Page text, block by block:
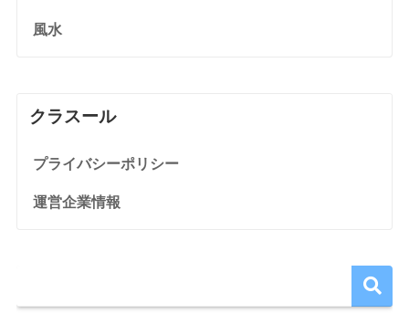
風水
クラスール
プライバシーポリシー
運営企業情報